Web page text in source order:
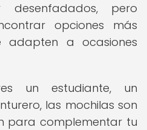
pero
opciones más
adapten a ocasiones
un estudiante, un
las mochilas son
para complementar tu